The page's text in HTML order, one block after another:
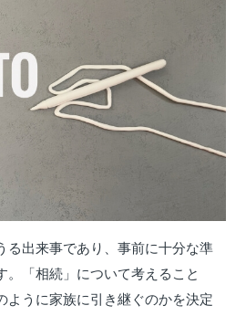
る出来事であり、事前に十分な準
。「相続」について考えること
ように家族に引き継ぐのかを決定